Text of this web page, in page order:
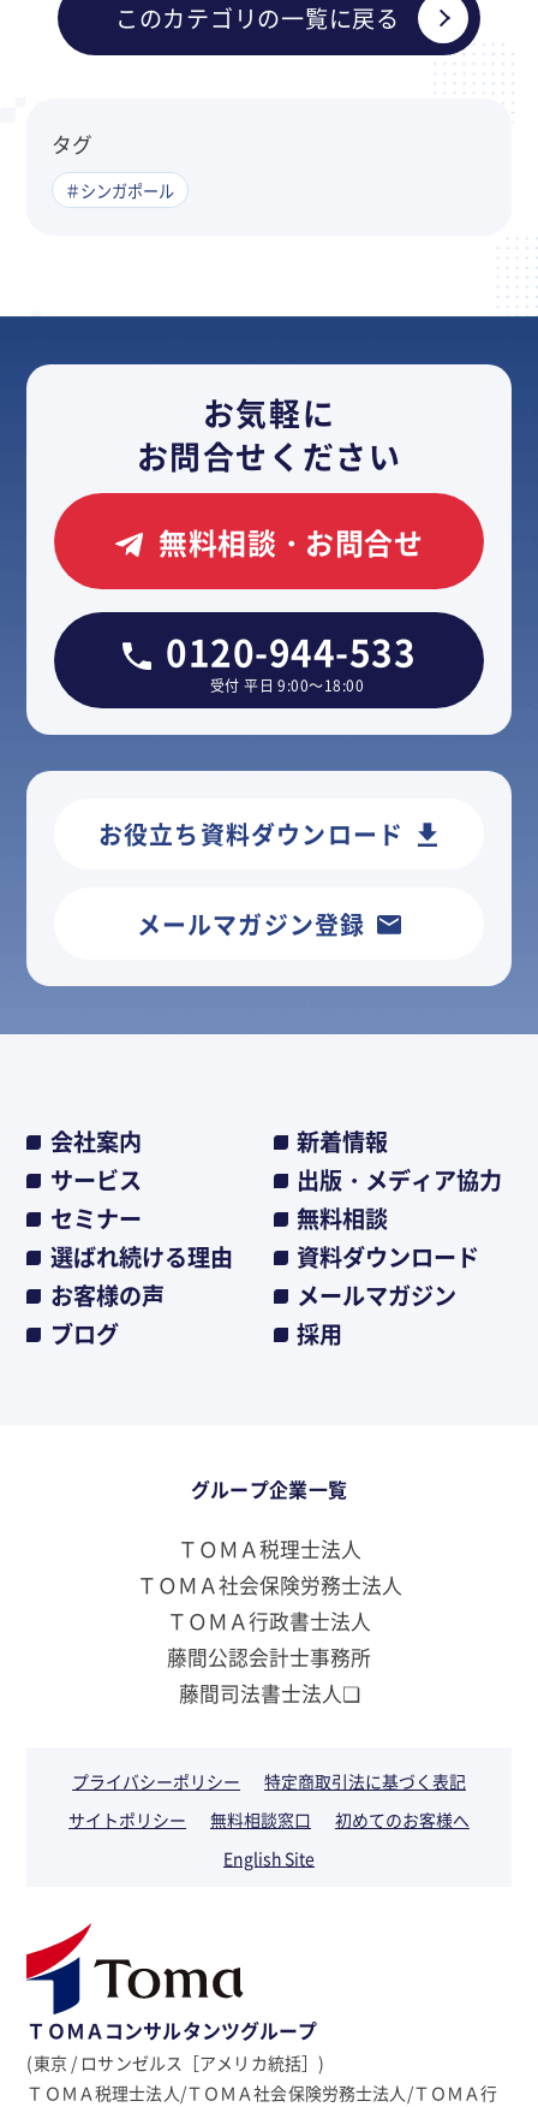
このカテゴリの一覧に戻る
タグ
＃シンガポール
お気軽に
お問合せください
無料相談・お問合せ
0120-944-533
受付 平日 9:00～18:00
お役立ち資料ダウンロード
メールマガジン登録
会社案内
新着情報
サービス
出版・メディア協力
セミナー
無料相談
選ばれ続ける理由
資料ダウンロード
お客様の声
メールマガジン
ブログ
採用
グループ企業一覧
ＴＯＭＡ税理士法人
ＴＯＭＡ社会保険労務士法人
ＴＯＭＡ行政書士法人
藤間公認会計士事務所
藤間司法書士法人❏
プライバシーポリシー
特定商取引法に基づく表記
サイトポリシー
無料相談窓口
初めてのお客様へ
English Site
ＴＯＭＡコンサルタンツグループ
(東京 / ロサンゼルス［アメリカ統括］)
ＴＯＭＡ税理士法人/ＴＯＭＡ社会保険労務士法人/ＴＯＭＡ行